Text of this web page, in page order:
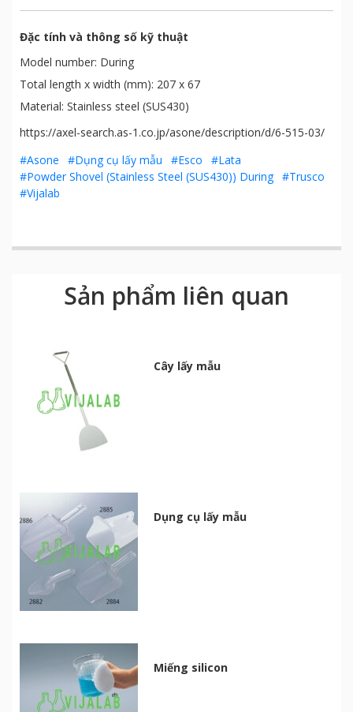
Đặc tính và thông số kỹ thuật
Model number: During
Total length x width (mm): 207 x 67
Material: Stainless steel (SUS430)
https://axel-search.as-1.co.jp/asone/description/d/6-515-03/
#Asone
#Dụng cụ lấy mẫu #Esco
#Lata
#Powder Shovel (Stainless Steel (SUS430)) During #Trusco
#Vijalab
Sản phẩm liên quan
Cây lấy mẫu
Dụng cụ lấy mẫu
Miếng silicon